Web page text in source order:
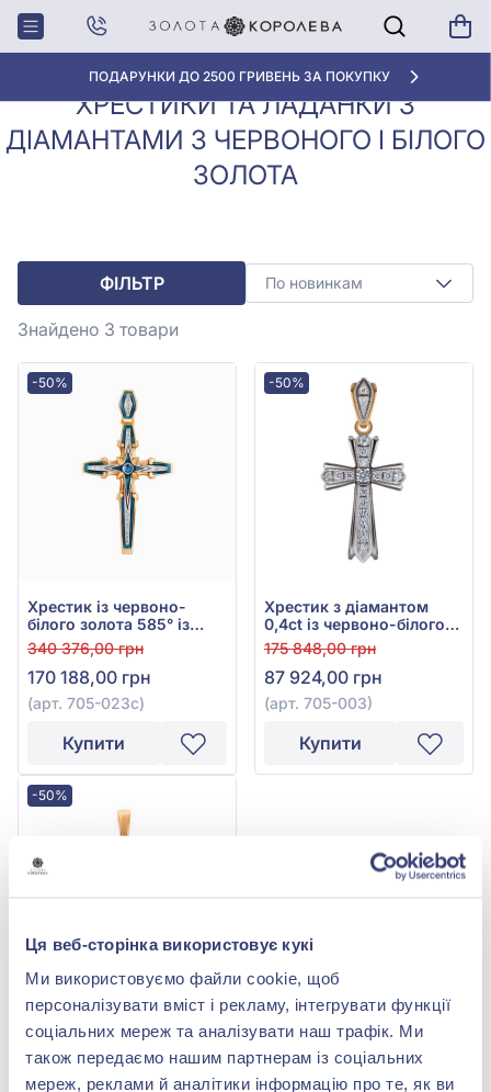
Ця веб-сторінка використовує кукі
Ми використовуємо файли cookie, щоб
персоналізувати вміст і рекламу, інтегрувати функції
соціальних мереж та аналізувати наш трафік. Ми
також передаємо нашим партнерам із соціальних
мереж, реклами й аналітики інформацію про те, як ви
ПОДАРУНКИ ДО 2500 ГРИВЕНЬ ЗА ПОКУПКУ
Головна
Хрестики з
діамантами
Хрестики та ладанки з діамантами
з червоного і білого золота
ХРЕСТИКИ ТА ЛАДАНКИ З
ДІАМАНТАМИ З ЧЕРВОНОГО І БІЛОГО
ЗОЛОТА
ФІЛЬТР По новинкам
Знайдено 3 товари
-50%
Хрестик із червоно-
білого золота 585° із
зеленою емаллю, синім
сапфіром 0,12ct та
діамантами 0,08ct, арт.
705-023с
340 376,00 грн
170 188,00 грн
(арт. 705-023с)
Купити
-50%
Хрестик з діамантом
0,4ct із червоно-білого
золота 585°, арт. 705-003
175 848,00 грн
87 924,00 грн
(арт. 705-003)
Купити
-50%
Хрестик з діамантом
0,46ct із червоно-білого
золота 585°, арт. 6-
148 126,00 грн